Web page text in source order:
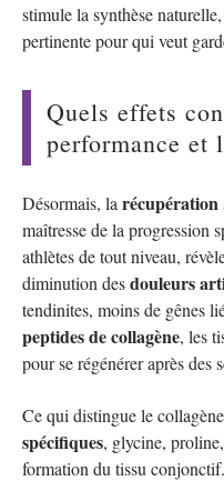
stimule la synthèse
pertinente pour qui veut
Quels effets
performance et
Désormais, la récupération
maîtresse de la progression
athlètes de tout niveau,
diminution desdouleurs
tendinites, moins de gênes
peptides de collagène, les
pour se régénérer après des
Ce qui distingue le
spécifiques, glycine,
formation du tissu